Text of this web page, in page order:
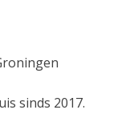
sinds 2017.